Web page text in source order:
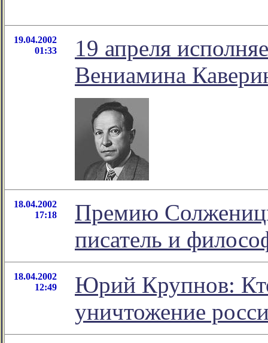
19.04.2002
01:33
19 апреля
Вениамина
18.04.2002
17:18
Премию
писатель и
18.04.2002
12:49
Юрий Крупнов:
уничтожение